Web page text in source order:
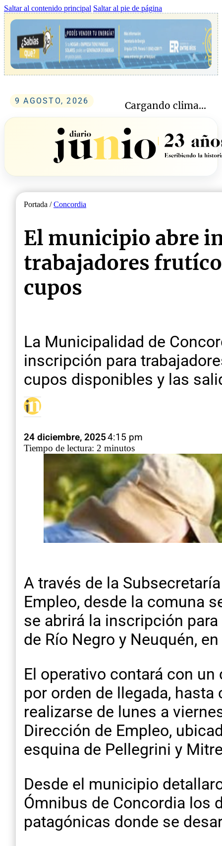
Saltar al contenido principal Saltar al pie de página
9 AGOSTO, 2026 Cargando clima...
Portada /Concordia
El municipio abre
trabajadores
cupos
La Municipalidad de
inscripción para
cupos disponibles y las
24 diciembre, 20254:15 pm
Tiempo de lectura: 2 minutos
A través de la
Empleo, desde la comuna
se abrirá la inscripción
de Río Negro y Neuquén,
El operativo contará con
por orden de llegada,
realizarse de lunes a
Dirección de Empleo,
esquina de Pellegrini y
Desde el municipio
Ómnibus de Concordia los
patagónicas donde se